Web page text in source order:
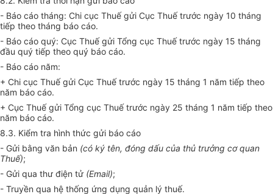
- Báo cáo tháng: Chi cục Thuế gửi Cục Thuế trước ngày 10 tháng
tiếp theo tháng báo cáo.
- Báo cáo quý: Cục Thuế gửi Tổng cục Thuế trước ngày 15 tháng
đầu quý tiếp theo quý báo cáo.
- Báo cáo năm:
+ Chi cục Thuếgửi Cục Thuế trước ngày 15 tháng 1 năm tiếp theo
năm báo cáo.
+ Cục Thuế gửi Tổng cục Thuế trước ngày 25 tháng 1 năm tiếp theo
năm báo cáo.
8.3. Kiểm tra hình thức gửi báo cáo
- Gửi bằng văn bản (có ký tên, đóng dấu của thủ trưởng cơ quan
Thuế);
- Gửi qua thư điện tử (Email);
- Truyền qua hệ thống ứng dụng quản lý thuế.